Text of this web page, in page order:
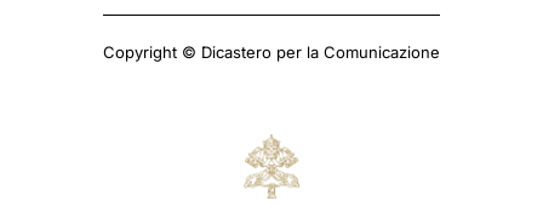
Copyright © Dicastero per la Comunicazione